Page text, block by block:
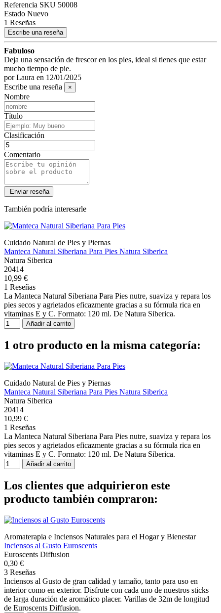
Referencia SKU 50008
Estado Nuevo
1 Reseñas
Escribe una reseña
Fabuloso
Deja una sensación de frescor en los pies, ideal si tienes que estar
mucho tiempo de pie.
porLaura en 12/01/2025
Escribe una reseña
×
Nombre
Título
Clasificación
Comentario
También podría interesarle
Cuidado Natural de Pies y Piernas
Manteca Natural Siberiana Para Pies Natura Siberica
Natura Siberica
20414
10,99 €
1 Reseñas
La Manteca Natural Siberiana Para Pies nutre, suaviza y repara los
pies secos y agrietados eficazmente gracias a su fórmula rica en
vitaminas E y C. Formato: 120 ml. De Natura Siberica.
Añadir al carrito
1 otro producto en la misma categoría:
Cuidado Natural de Pies y Piernas
Manteca Natural Siberiana Para Pies Natura Siberica
Natura Siberica
20414
10,99 €
1 Reseñas
La Manteca Natural Siberiana Para Pies nutre, suaviza y repara los
pies secos y agrietados eficazmente gracias a su fórmula rica en
vitaminas E y C. Formato: 120 ml. De Natura Siberica.
Añadir al carrito
Los clientes que adquirieron este
producto también compraron:
Aromaterapia e Inciensos Naturales para el Hogar y Bienestar
Inciensos al Gusto Euroscents
Euroscents Diffusion
0,30 €
3 Reseñas
Inciensos al Gusto de gran calidad y tamaño, tanto para uso en
interior como en exterior. Disfrute con cada uno de nuestros sticks
de larga duración de aromático placer. Varillas de 32m de longitud
de Euroscents Diffusion.